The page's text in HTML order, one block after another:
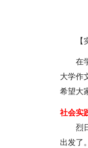
在
大学作
希望大
社会实
烈
出发了